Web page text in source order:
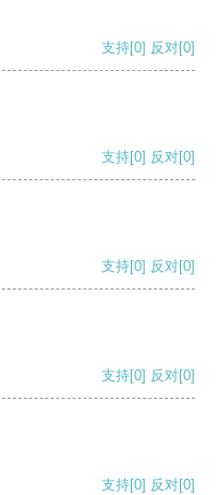
支持[0] 反对[0]
支持[0] 反对[0]
支持[0] 反对[0]
支持[0] 反对[0]
支持[0] 反对[0]